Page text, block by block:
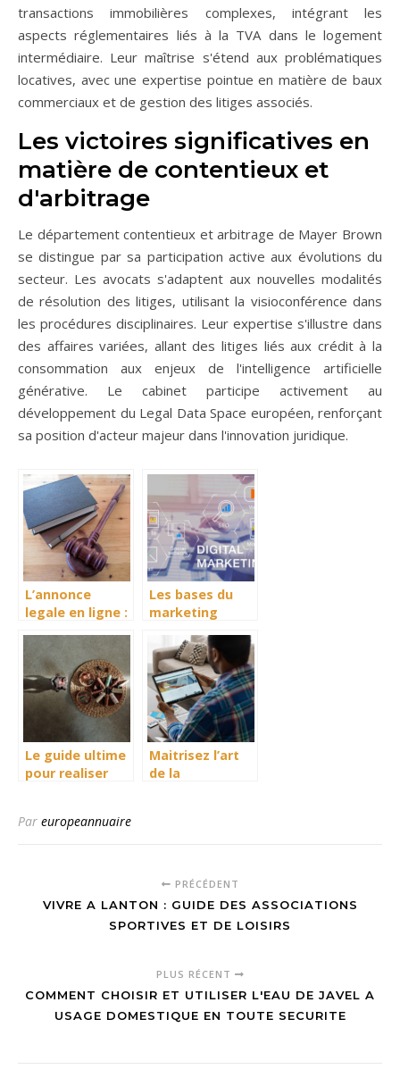
transactions immobilières complexes, intégrant les
aspects réglementaires liés à la TVA dans le logement
intermédiaire. Leur maîtrise s'étend aux problématiques
locatives, avec une expertise pointue en matière de baux
commerciaux et de gestion des litiges associés.
Les victoires significatives en
matière de contentieux et
d'arbitrage
Le département contentieux et arbitrage de Mayer Brown
se distingue par sa participation active aux évolutions du
secteur. Les avocats s'adaptent aux nouvelles modalités
de résolution des litiges, utilisant la visioconférence dans
les procédures disciplinaires. Leur expertise s'illustre dans
des affaires variées, allant des litiges liés aux crédit à la
consommation aux enjeux de l'intelligence artificielle
générative. Le cabinet participe activement au
développement du Legal Data Space européen, renforçant
sa position d'acteur majeur dans l'innovation juridique.
L’annonce
legale en ligne :
Les bases du
marketing
optimiser votre
presence en
ligne
Le guide ultime
pour realiser
trouver sa
Maitrisez l’art
de la
Par europeannuaire
PRÉCÉDENT
VIVRE A LANTON : GUIDE DES ASSOCIATIONS
SPORTIVES ET DE LOISIRS
PLUS RÉCENT
COMMENT CHOISIR ET UTILISER L'EAU DE JAVEL A
USAGE DOMESTIQUE EN TOUTE SECURITE